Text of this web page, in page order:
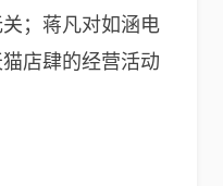
；蒋凡对如涵电
店肆的经营活动